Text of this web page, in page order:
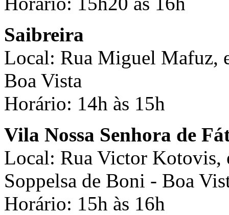
Saibreira
Local: Rua Miguel Mafuz,
Boa Vista
Horário: 14h às 15h
Vila Nossa Senhora de
Local: Rua Victor Kotovis,
Soppelsa de Boni - Boa
Horário: 15h às 16h